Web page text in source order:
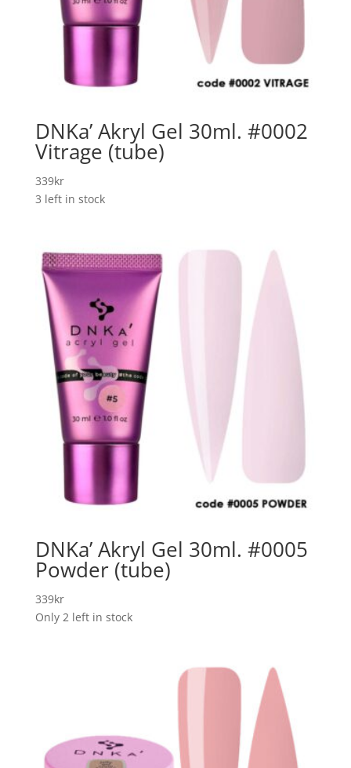
DNKa’ Akryl Gel 30ml. #0002
Vitrage (tube)
339kr
3 left in stock
DNKa’ Akryl Gel 30ml. #0005
Powder (tube)
339kr
Only 2 left in stock